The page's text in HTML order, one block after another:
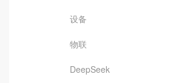
设备
物联
DeepSeek